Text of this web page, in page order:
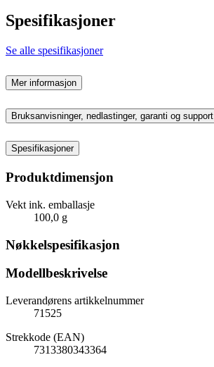
Spesifikasjoner
Se alle spesifikasjoner
Mer informasjon
Bruksanvisninger, nedlastinger, garanti og support
Spesifikasjoner
Produktdimensjon
Vekt ink. emballasje
100,0 g
Nøkkelspesifikasjon
Modellbeskrivelse
Leverandørens artikkelnummer
71525
Strekkode (EAN)
7313380343364